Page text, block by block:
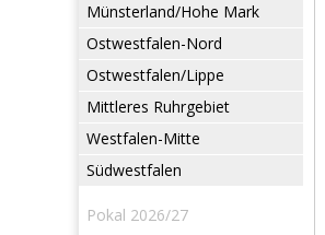
Münsterland/Hohe Mark
Ostwestfalen-Nord
Ostwestfalen/Lippe
Mittleres Ruhrgebiet
Westfalen-Mitte
Südwestfalen
Pokal 2026/27